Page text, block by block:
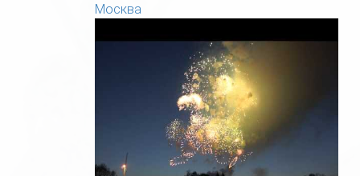
Москва